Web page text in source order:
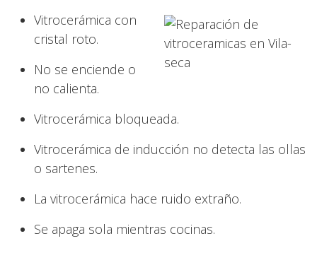
Vitrocerámica con
cristal roto.
No se enciende o
no calienta.
Vitrocerámica bloqueada.
Vitrocerámica de inducción no detecta las ollas
o sartenes.
La vitrocerámica hace ruido extraño.
Se apaga sola mientras cocinas.